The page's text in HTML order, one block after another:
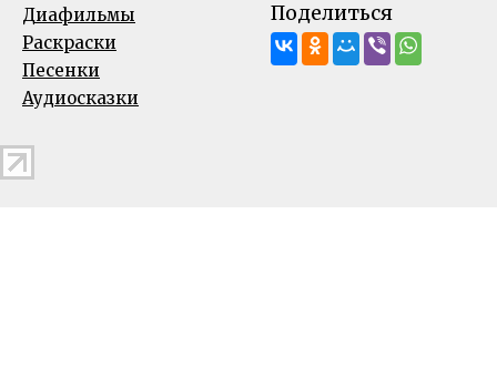
Диафильмы
Раскраски
Песенки
Аудиосказки
Поделиться